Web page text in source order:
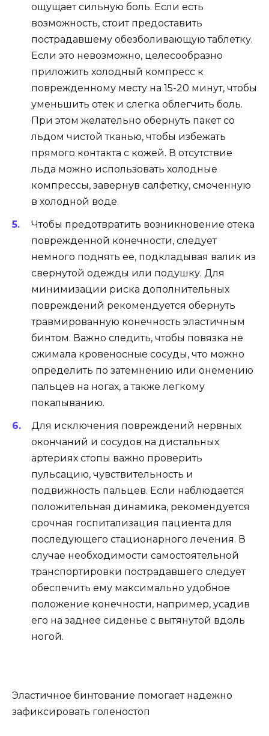
ощущает сильную боль. Если есть
возможность, стоит предоставить
пострадавшему обезболивающую таблетку.
Если это невозможно, целесообразно
приложить холодный компресс к
поврежденному месту на 15-20 минут, чтобы
уменьшить отек и слегка облегчить боль.
При этом желательно обернуть пакет со
льдом чистой тканью, чтобы избежать
прямого контакта с кожей. В отсутствие
льда можно использовать холодные
компрессы, завернув салфетку, смоченную
в холодной воде.
Чтобы предотвратить возникновение отека
поврежденной конечности, следует
немного поднять ее, подкладывая валик из
свернутой одежды или подушку. Для
минимизации риска дополнительных
повреждений рекомендуется обернуть
травмированную конечность эластичным
бинтом. Важно следить, чтобы повязка не
сжимала кровеносные сосуды, что можно
определить по затемнению или онемению
пальцев на ногах, а также легкому
покалыванию.
Для исключения повреждений нервных
окончаний и сосудов на дистальных
артериях стопы важно проверить
пульсацию, чувствительность и
подвижность пальцев. Если наблюдается
положительная динамика, рекомендуется
срочная госпитализация пациента для
последующего стационарного лечения. В
случае необходимости самостоятельной
транспортировки пострадавшего следует
обеспечить ему максимально удобное
положение конечности, например, усадив
его на заднее сиденье с вытянутой вдоль
ногой.
Эластичное бинтование помогает надежно
зафиксировать голеностоп